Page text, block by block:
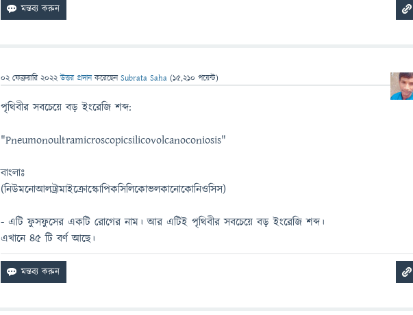
02 ফেব্রুয়ারি 2022 উত্তর প্রদান করেছেনSubrata Saha (15,210 পয়েন্ট)
পৃথিবীর সবচেয়ে বড় ইংরেজি শব্দ:
"Pneumonoultramicroscopicsilicovolcanoconiosis"
বাংলাঃ
(নিউমনোআলট্রামাইক্রোস্কোপিকসিলিকোভলকানোকোনিওসিস)
- এটি ফুসফুসের একটি রোগের নাম। আর এটিই পৃথিবীর সবচেয়ে বড় ইংরেজি শব্দ।
এখানে ৪৫ টি বর্ণ আছে।